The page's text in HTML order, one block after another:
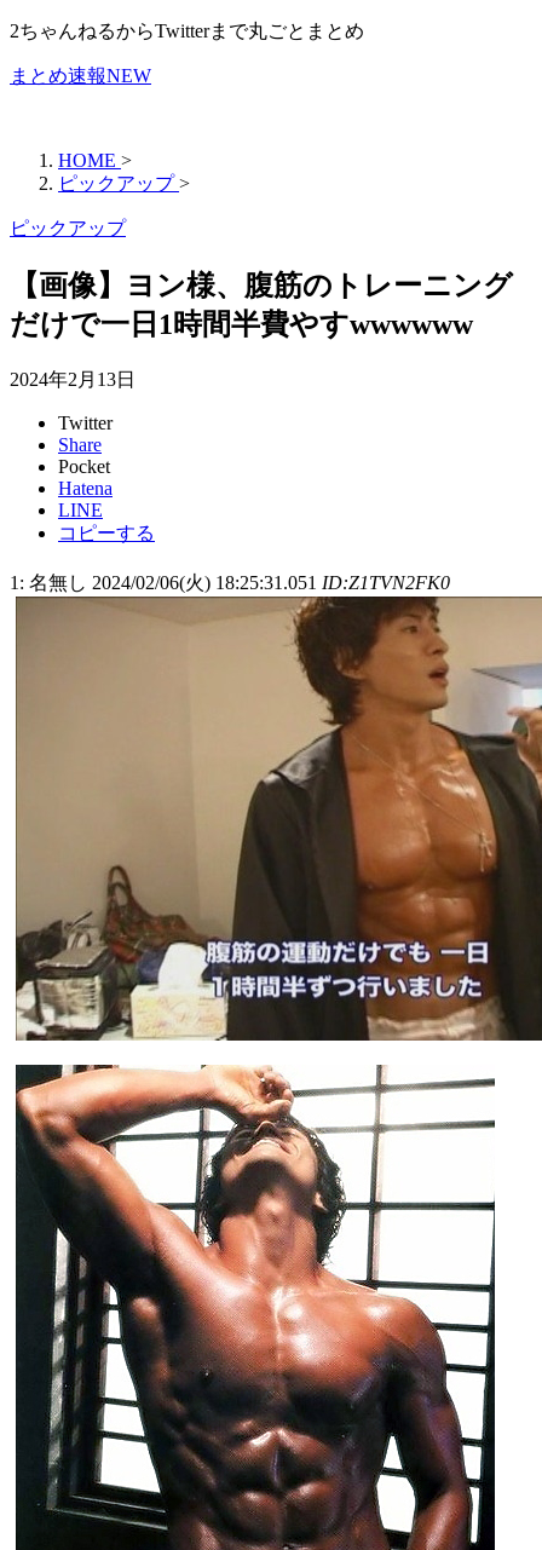
2ちゃんねるからTwitterまで丸ごとまとめ
まとめ速報NEW
HOME >
ピックアップ >
ピックアップ
【画像】ヨン様、腹筋のトレーニング
だけで一日1時間半費やすwwwwww
2024年2月13日
Twitter
Share
Pocket
Hatena
LINE
コピーする
1: 名無し 2024/02/06(火) 18:25:31.051 ID:Z1TVN2FK0